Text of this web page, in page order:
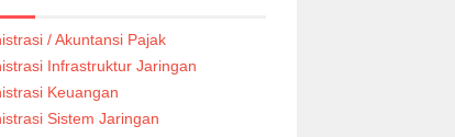
/ Akuntansi Pajak
Infrastruktur Jaringan
Keuangan
Sistem Jaringan